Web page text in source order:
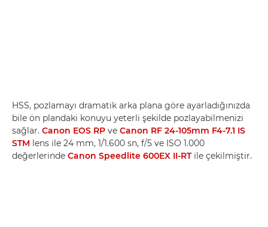
HSS, pozlamayı dramatik arka plana göre ayarladığınızda
bile ön plandaki konuyu yeterli şekilde pozlayabilmenizi
sağlar. Canon EOS RP ve Canon RF 24-105mm F4-7.1 IS
STM lens ile 24 mm, 1/1.600 sn, f/5 ve ISO 1.000
değerlerinde Canon Speedlite 600EX II-RTile çekilmiştir.